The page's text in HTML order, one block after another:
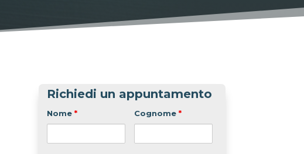
Richiedi un appuntamento
Nome * Cognome *